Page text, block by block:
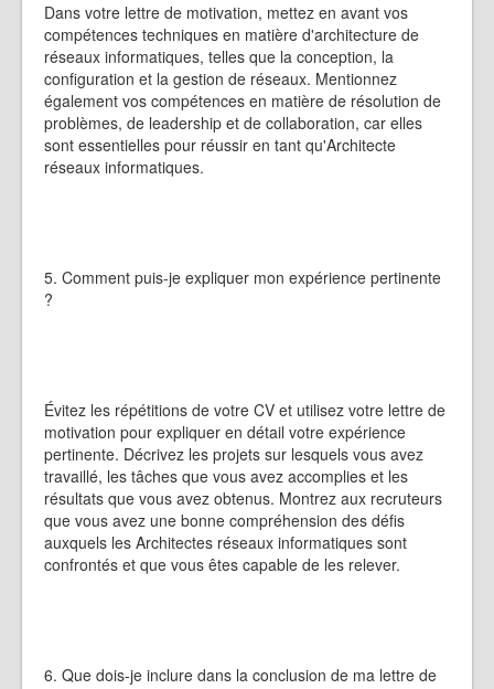
Dans votre lettre de motivation, mettez en avant vos
compétences techniques en matière d'architecture de
réseaux informatiques, telles que la conception, la
configuration et la gestion de réseaux. Mentionnez
également vos compétences en matière de résolution de
problèmes, de leadership et de collaboration, car elles
sont essentielles pour réussir en tant qu'Architecte
réseaux informatiques.
5. Comment puis-je expliquer mon expérience pertinente
?
Évitez les répétitions de votre CV et utilisez votre lettre de
motivation pour expliquer en détail votre expérience
pertinente. Décrivez les projets sur lesquels vous avez
travaillé, les tâches que vous avez accomplies et les
résultats que vous avez obtenus. Montrez aux recruteurs
que vous avez une bonne compréhension des défis
auxquels les Architectes réseaux informatiques sont
confrontés et que vous êtes capable de les relever.
6. Que dois-je inclure dans la conclusion de ma lettre de